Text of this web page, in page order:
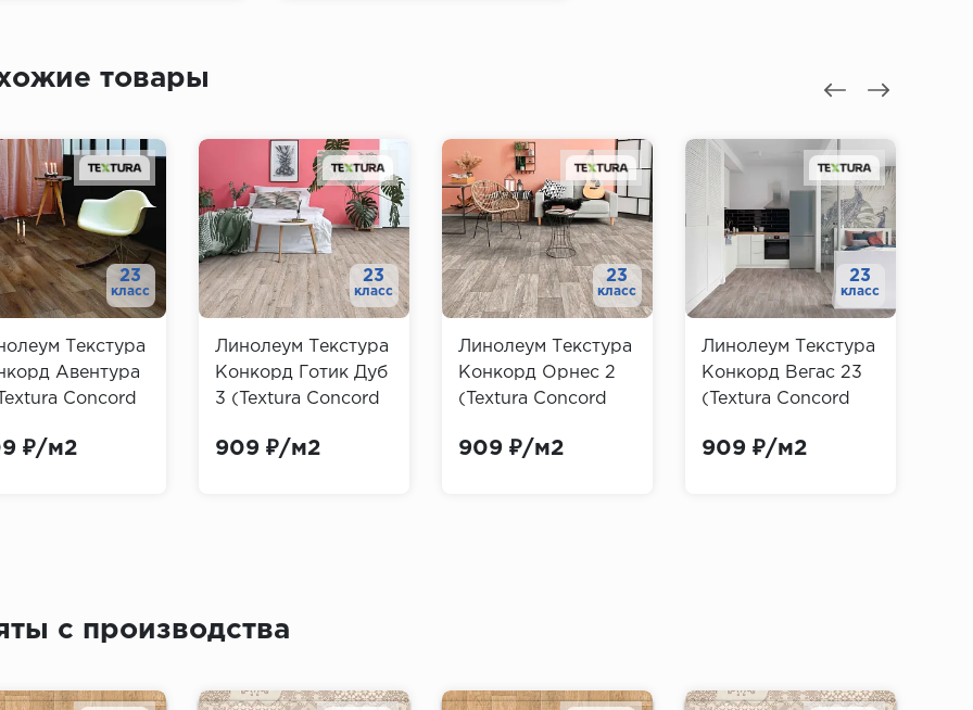
товары
23
класс
Текстура
Авентура
Concord
₽/м2
23
класс
Линолеум Текстура
Конкорд Готик Дуб
3 (Textura Concord
909 ₽/м2
23
класс
Линолеум Текстура
Конкорд Орнес 2
(Textura Concord
909 ₽/м2
23
класс
Линолеум Текстура
Конкорд Вегас 23
(Textura Concord
909 ₽/м2
с производства